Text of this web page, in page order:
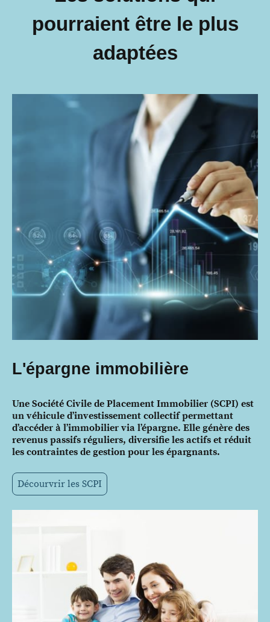
pourraient être le plus
adaptées
L'épargne immobilière
Une Société Civile de Placement Immobilier (SCPI) est
un véhicule d’investissement collectif permettant
d’accéder à l’immobilier via l’épargne. Elle génère des
revenus passifs réguliers, diversifie les actifs et réduit
les contraintes de gestion pour les épargnants.
Décourvrir les SCPI